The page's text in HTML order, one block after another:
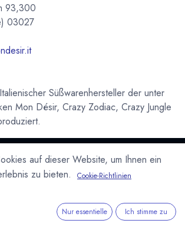
93,300
03027
Süßwarenhersteller der unter
Mon Désir, Crazy Zodiac, Crazy Jungle
1 Mal pro Monat:
Datenschutzerklärung&
auf dieser Website, um Ihnen ein
zu bieten.
Cookie-Richtlinien
Nur essentielle Ich stimme zu